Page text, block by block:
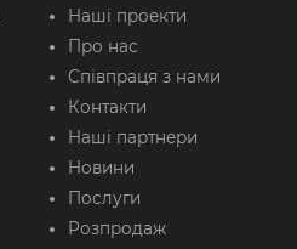
Наші проекти
Про нас
Співпраця з нами
Контакти
Наші партнери
Новини
Послуги
Розпродаж